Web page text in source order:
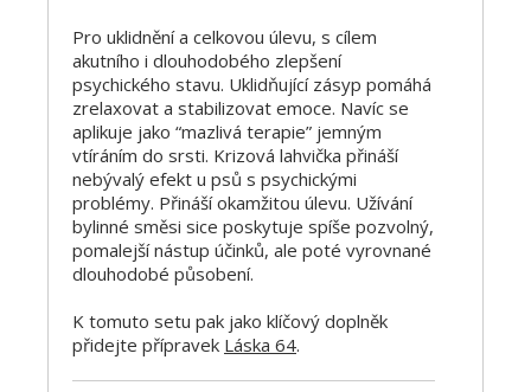
Pro uklidnění a celkovou úlevu, s cílem
akutního i dlouhodobého zlepšení
psychického stavu. Uklidňující zásyp pomáhá
zrelaxovat a stabilizovat emoce. Navíc se
aplikuje jako “mazlivá terapie” jemným
vtíráním do srsti. Krizová lahvička přináší
nebývalý efekt u psů s psychickými
problémy. Přináší okamžitou úlevu. Užívání
bylinné směsi sice poskytuje spíše pozvolný,
pomalejší nástup účinků, ale poté vyrovnané
dlouhodobé působení.
K tomuto setu pak jako klíčový doplněk
přidejte přípravek Láska 64.